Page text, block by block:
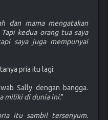
dan mama mengatakan
kedua orang tua saya
saya juga mempunyai
pria itu lagi.
Sally dengan bangga.
miliki di dunia ini."
itu sambil tersenyum.